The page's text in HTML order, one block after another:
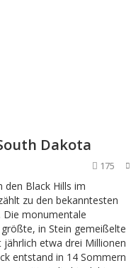
Dakota
175
den Black Hills im
zu den bekanntesten
Die monumentale
in Stein gemeißelte
etwa drei Millionen
entstand in 14 Sommern